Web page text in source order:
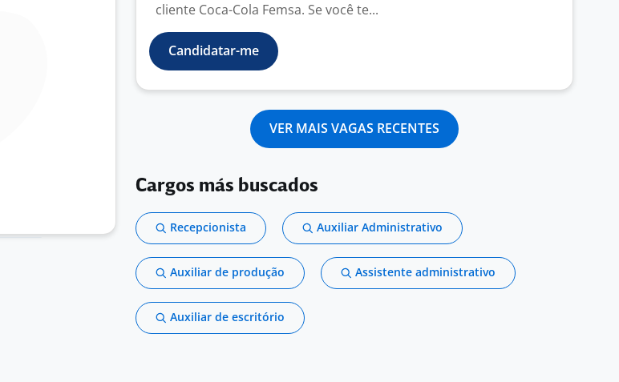
cliente Coca-Cola Femsa. Se você te...
Candidatar-me
VER MAIS VAGAS RECENTES
Cargos más buscados
Recepcionista Auxiliar Administrativo
Auxiliar de produção Assistente administrativo
Auxiliar de escritório